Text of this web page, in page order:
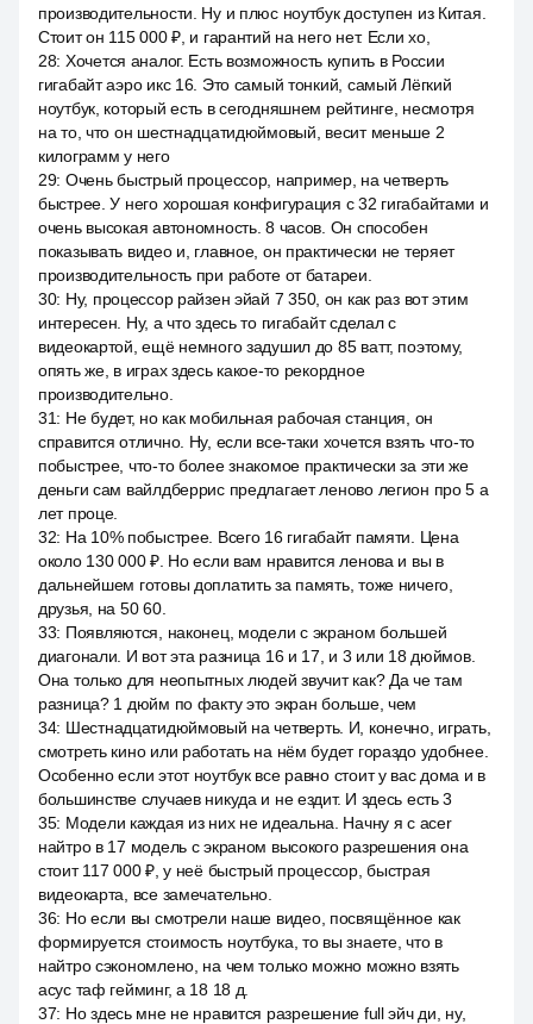
производительности. Ну и плюс ноутбук доступен из Китая.
Стоит он 115 000 ₽, и гарантий на него нет. Если хо,
28: Хочется аналог. Есть возможность купить в России
гигабайт аэро икс 16. Это самый тонкий, самый Лёгкий
ноутбук, который есть в сегодняшнем рейтинге, несмотря
на то, что он шестнадцатидюймовый, весит меньше 2
килограмм у него
29: Очень быстрый процессор, например, на четверть
быстрее. У него хорошая конфигурация с 32 гигабайтами и
очень высокая автономность. 8 часов. Он способен
показывать видео и, главное, он практически не теряет
производительность при работе от батареи.
30: Ну, процессор райзен эйай 7 350, он как раз вот этим
интересен. Ну, а что здесь то гигабайт сделал с
видеокартой, ещё немного задушил до 85 ватт, поэтому,
опять же, в играх здесь какое-то рекордное
производительно.
31: Не будет, но как мобильная рабочая станция, он
справится отлично. Ну, если все-таки хочется взять что-то
побыстрее, что-то более знакомое практически за эти же
деньги сам вайлдберрис предлагает леново легион про 5 а
лет проце.
32: На 10% побыстрее. Всего 16 гигабайт памяти. Цена
около 130 000 ₽. Но если вам нравится ленова и вы в
дальнейшем готовы доплатить за память, тоже ничего,
друзья, на 50 60.
33: Появляются, наконец, модели с экраном большей
диагонали. И вот эта разница 16 и 17, и 3 или 18 дюймов.
Она только для неопытных людей звучит как? Да че там
разница? 1 дюйм по факту это экран больше, чем
34: Шестнадцатидюймовый на четверть. И, конечно, играть,
смотреть кино или работать на нём будет гораздо удобнее.
Особенно если этот ноутбук все равно стоит у вас дома и в
большинстве случаев никуда и не ездит. И здесь есть 3
35: Модели каждая из них не идеальна. Начну я с acer
найтро в 17 модель с экраном высокого разрешения она
стоит 117 000 ₽, у неё быстрый процессор, быстрая
видеокарта, все замечательно.
36: Но если вы смотрели наше видео, посвящённое как
формируется стоимость ноутбука, то вы знаете, что в
найтро сэкономлено, на чем только можно можно взять
асус таф гейминг, а 18 18 д.
37: Но здесь мне не нравится разрешение full эйч ди, ну,